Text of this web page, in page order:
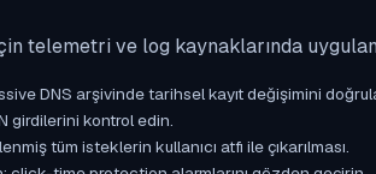
telemetri ve log kaynaklarında
DNS arşivinde tarihsel kayıt değişimini
girdilerini kontrol edin.
tüm isteklerin kullanıcı atfı ile çıkarılması.